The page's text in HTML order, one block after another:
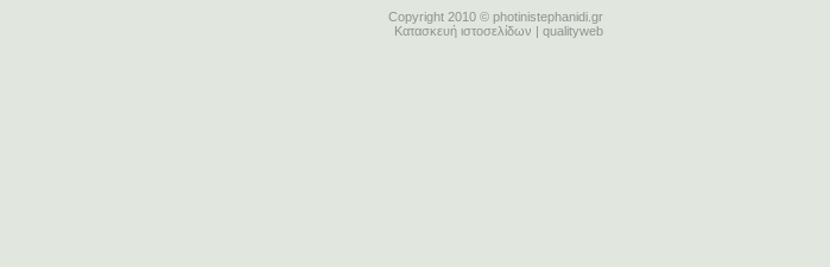
Copyright 2010 © photinistephanidi.gr
Κατασκευή ιστοσελίδων | qualityweb